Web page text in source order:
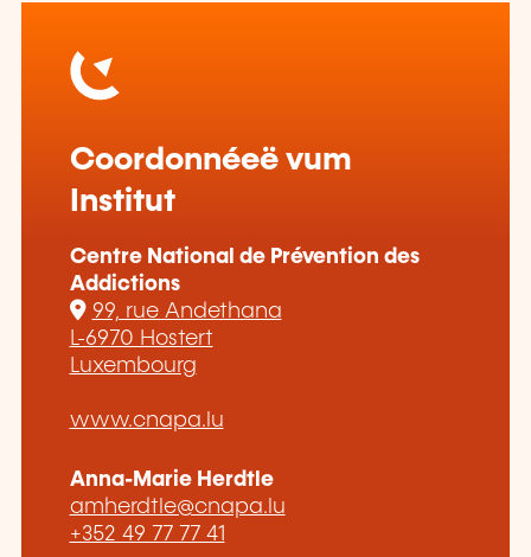
Coordonnéeë vum
Institut
Centre National de Prévention des
Addictions
99, rue Andethana
L-6970 Hostert
Luxembourg
www.cnapa.lu
Anna-Marie Herdtle
amherdtle@cnapa.lu
+352 49 77 77 41